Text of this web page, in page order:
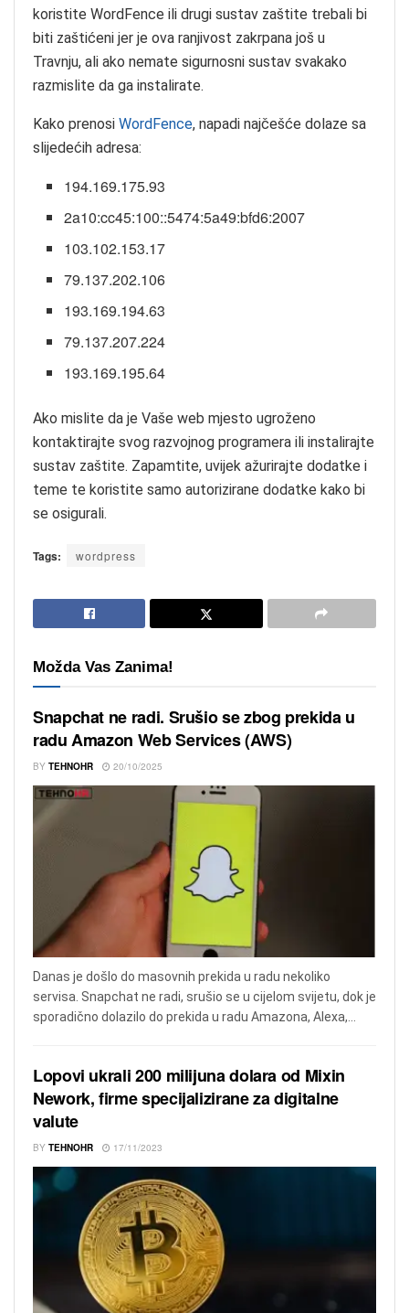
koristite WordFence ili drugi sustav zaštite trebali bi
biti zaštićeni jer je ova ranjivost zakrpana još u
Travnju, ali ako nemate sigurnosni sustav svakako
razmislite da ga instalirate.
Kako prenosi WordFence, napadi najčešće dolaze sa
slijedećih adresa:
194.169.175.93
2a10:cc45:100::5474:5a49:bfd6:2007
103.102.153.17
79.137.202.106
193.169.194.63
79.137.207.224
193.169.195.64
Ako mislite da je Vaše web mjesto ugroženo
kontaktirajte svog razvojnog programera ili instalirajte
sustav zaštite. Zapamtite, uvijek ažurirajte dodatke i
teme te koristite samo autorizirane dodatke kako bi
se osigurali.
Tags: wordpress
Možda Vas Zanima!
Snapchat ne radi. Srušio se zbog prekida u
radu Amazon Web Services (AWS)
BY TEHNOHR 20/10/2025
Danas je došlo do masovnih prekida u radu nekoliko
servisa. Snapchat ne radi, srušio se u cijelom svijetu, dok je
sporadično dolazilo do prekida u radu Amazona, Alexa,...
Lopovi ukrali 200 milijuna dolara od Mixin
Nework, firme specijalizirane za digitalne
valute
BY TEHNOHR 17/11/2023